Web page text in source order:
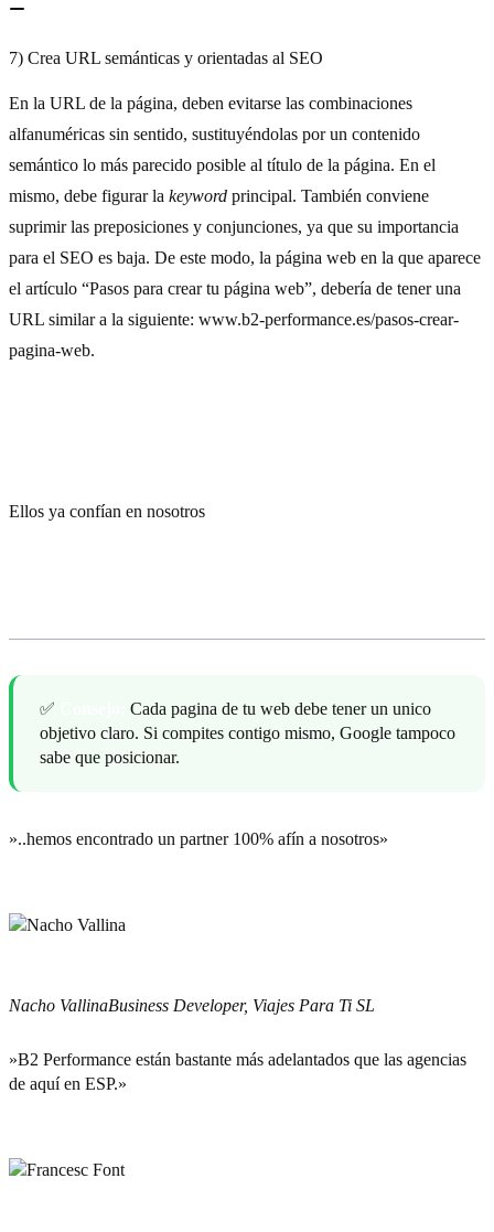
7) Crea URL semánticas y orientadas al SEO
En la URL de la página, deben evitarse las combinaciones
alfanuméricas sin sentido, sustituyéndolas por un contenido
semántico lo más parecido posible al título de la página. En el
mismo, debe figurar la keyword principal. También conviene
suprimir las preposiciones y conjunciones, ya que su importancia
para el SEO es baja. De este modo, la página web en la que aparece
el artículo “Pasos para crear tu página web”, debería de tener una
URL similar a la siguiente: www.b2-performance.es/pasos-crear-
pagina-web.
Ellos ya confían en nosotros
✅
Cada pagina de tu web debe tener un unico
objetivo claro. Si compites contigo mismo, Google tampoco
sabe que posicionar.
»..hemos encontrado un partner 100% afín a nosotros»
Nacho VallinaBusiness Developer, Viajes Para Ti SL
»B2 Performance están bastante más adelantados que las agencias
de aquí en ESP.»